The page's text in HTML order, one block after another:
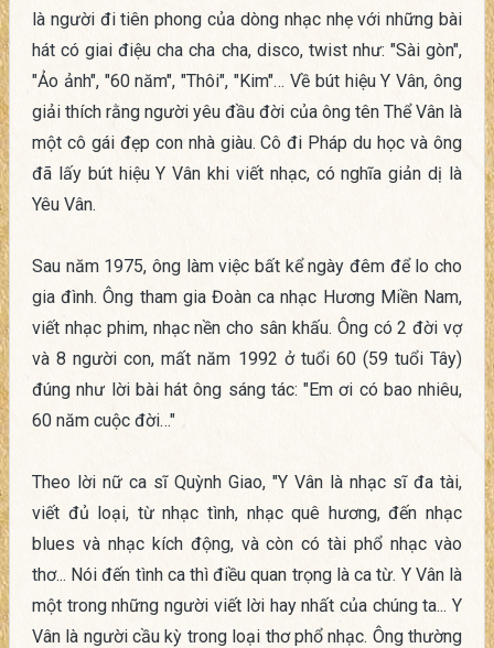
là người đi tiên phong của dòng nhạc nhẹ với những bài
hát có giai điệu cha cha cha, disco, twist như: "Sài gòn",
"Ảo ảnh", "60 năm", "Thôi", "Kim"… Về bút hiệu Y Vân, ông
giải thích rằng người yêu đầu đời của ông tên Thể Vân là
một cô gái đẹp con nhà giàu. Cô đi Pháp du học và ông
đã lấy bút hiệu Y Vân khi viết nhạc, có nghĩa giản dị là
Yêu Vân.
Sau năm 1975, ông làm việc bất kể ngày đêm để lo cho
gia đình. Ông tham gia Đoàn ca nhạc Hương Miền Nam,
viết nhạc phim, nhạc nền cho sân khấu. Ông có 2 đời vợ
và 8 người con, mất năm 1992 ở tuổi 60 (59 tuổi Tây)
đúng như lời bài hát ông sáng tác: "Em ơi có bao nhiêu,
60 năm cuộc đời…"
Theo lời nữ ca sĩ Quỳnh Giao, "Y Vân là nhạc sĩ đa tài,
viết đủ loại, từ nhạc tình, nhạc quê hương, đến nhạc
blues và nhạc kích động, và còn có tài phổ nhạc vào
thơ... Nói đến tình ca thì điều quan trọng là ca từ. Y Vân là
một trong những người viết lời hay nhất của chúng ta... Y
Vân là người cầu kỳ trong loại thơ phổ nhạc. Ông thường